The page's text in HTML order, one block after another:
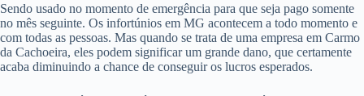
Sendo usado no momento de emergência para que seja pago somente
no mês seguinte. Os infortúnios em MG acontecem a todo momento e
com todas as pessoas. Mas quando se trata de uma empresa em Carmo
da Cachoeira, eles podem significar um grande dano, que certamente
acaba diminuindo a chance de conseguir os lucros esperados.